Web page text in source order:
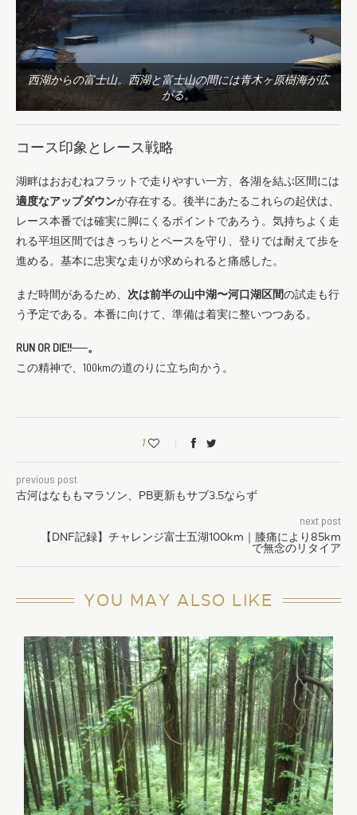
西湖からの富士山。西湖と富士山の間には青木ヶ原樹海が広
がる。
コース印象とレース戦略
湖畔はおおむねフラットで走りやすい一方、各湖を結ぶ区間には
適度なアップダウンが存在する。後半にあたるこれらの起伏は、
レース本番では確実に脚にくるポイントであろう。気持ちよく走
れる平坦区間ではきっちりとペースを守り、登りでは耐えて歩を
進める。基本に忠実な走りが求められると痛感した。
まだ時間があるため、 次は前半の山中湖〜河口湖区間の試走も行
う予定である。本番に向けて、準備は着実に整いつつある。
RUN OR DIE!!──。
この精神で、100kmの道のりに立ち向かう。
1
previous post
古河はなももマラソン、PB更新もサブ3.5ならず
next post
【DNF記録】チャレンジ富士五湖100km｜膝痛により85km
で無念のリタイア
YOU MAY ALSO LIKE